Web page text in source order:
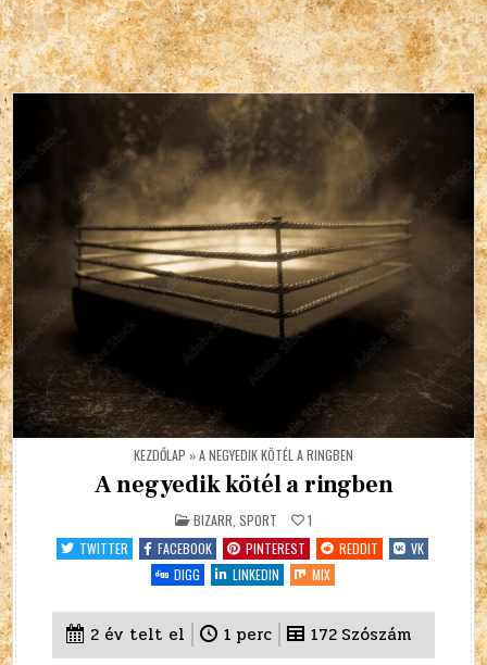
KEZDŐLAP »A NEGYEDIK KÖTÉL A RINGBEN
A negyedik kötél a ringben
POSTED
IN
BIZARR SPORT
1
TWITTER
FACEBOOK PINTEREST REDDIT
VK
DIGG
LINKEDIN MIX
2 év telt el 1 perc 172 Szószám